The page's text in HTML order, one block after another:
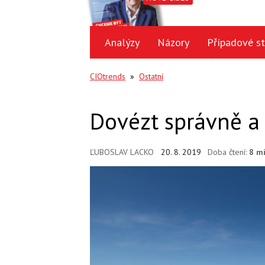
Analýzy Názory Případové
CIOtrends » Ostatní
Dovézt správně a
ĽUBOSLAV LACKO 20. 8. 2019 Doba čtení: 8